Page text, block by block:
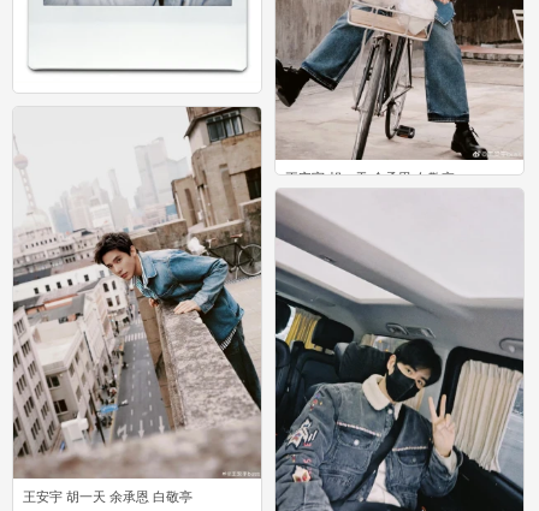
王安宇 胡一天 余承恩 白敬亭
王安宇 胡一天 余承恩 白敬亭